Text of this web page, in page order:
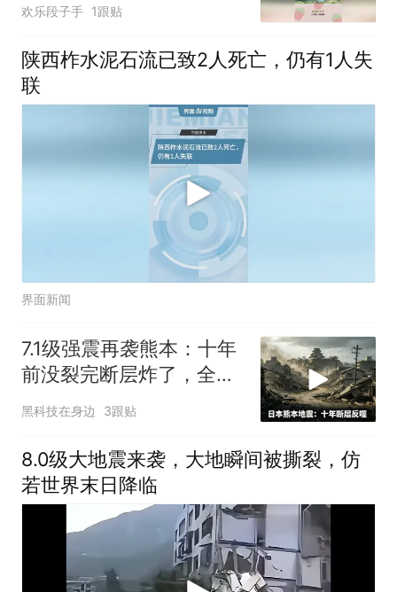
欢乐段子手 1跟贴
陕西柞水泥石流已致2人死亡，仍有1人失
联
界面新闻
7.1级强震再袭熊本：十年
前没裂完断层炸了，全球
半导体供应链悬了
黑科技在身边 3跟贴
8.0级大地震来袭，大地瞬间被撕裂，仿
若世界末日降临